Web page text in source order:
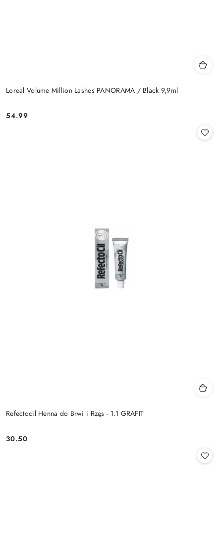
Loreal Volume Million Lashes PANORAMA / Black 9,9ml
Cena:
54.99
Refectocil Henna do Brwi i Rzęs - 1.1 GRAFIT
Cena:
30.50